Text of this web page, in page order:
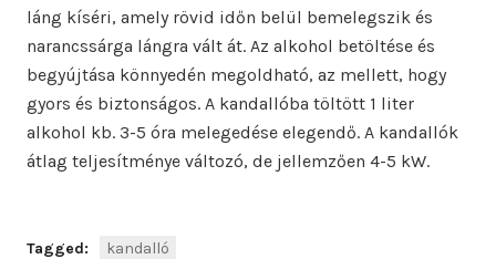
láng kíséri, amely rövid időn belül bemelegszik és
narancssárga lángra vált át. Az alkohol betöltése és
begyújtása könnyedén megoldható, az mellett, hogy
gyors és biztonságos. A kandallóba töltött 1 liter
alkohol kb. 3-5 óra melegedése elegendő. A kandallók
átlag teljesítménye változó, de jellemzően 4-5 kW.
Tagged: kandalló